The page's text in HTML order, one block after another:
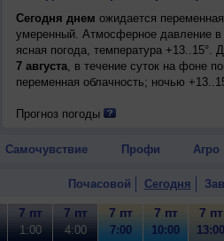
Сегодня днем ожидается
умеренный. Атмосферное давление
ясная погода, температура
7 августа, в течение суток на фоне
переменная облачность; ночью
Прогноз погоды
Самочувствие Профи Агро
Почасовой Сегодня
7 пт
1:00
7 пт
4:00
7 пт
7:00
7 пт
10:00
7 пт
13:00